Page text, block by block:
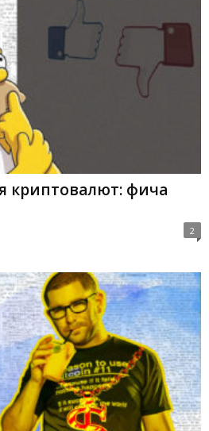
криптовалют: фича
2